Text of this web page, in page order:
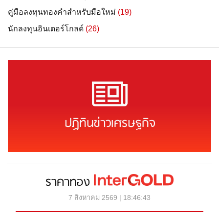
คู่มือลงทุนทองคำสำหรับมือใหม่ (19)
นักลงทุนอินเตอร์โกลด์ (26)
ปฏิทินข่าวเศรษฐกิจ
ราคาทอง
7 สิงหาคม 2569 | 18:46:43